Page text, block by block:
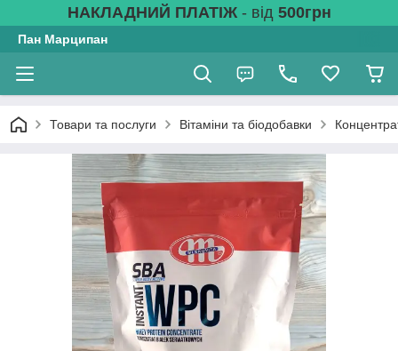
НАКЛАДНИЙ ПЛАТІЖ- від 500грн
Пан Марципан
Товари та послуги Вітаміни та біодобавки